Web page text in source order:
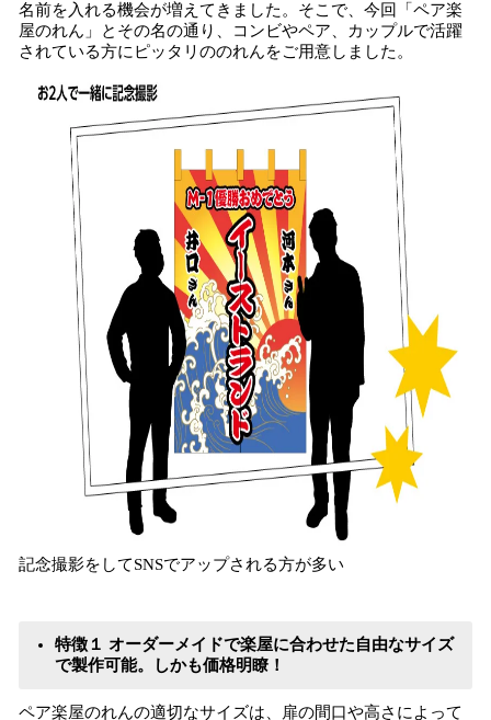
名前を入れる機会が増えてきました。そこで、今回「ペア楽
屋のれん」とその名の通り、コンビやペア、カップルで活躍
されている方にピッタリののれんをご用意しました。
記念撮影をしてSNSでアップされる方が多い
特徴１ オーダーメイドで楽屋に合わせた自由なサイズ
で製作可能。しかも価格明瞭！
ペア楽屋のれんの適切なサイズは、扉の間口や高さによって